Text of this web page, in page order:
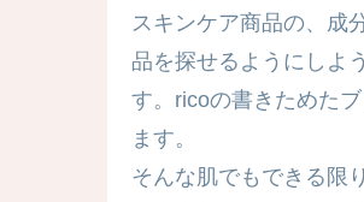
スキンケア商品の、成
品を探せるようにしよ
す。ricoの書きためた
ます。
そんな肌でもできる限